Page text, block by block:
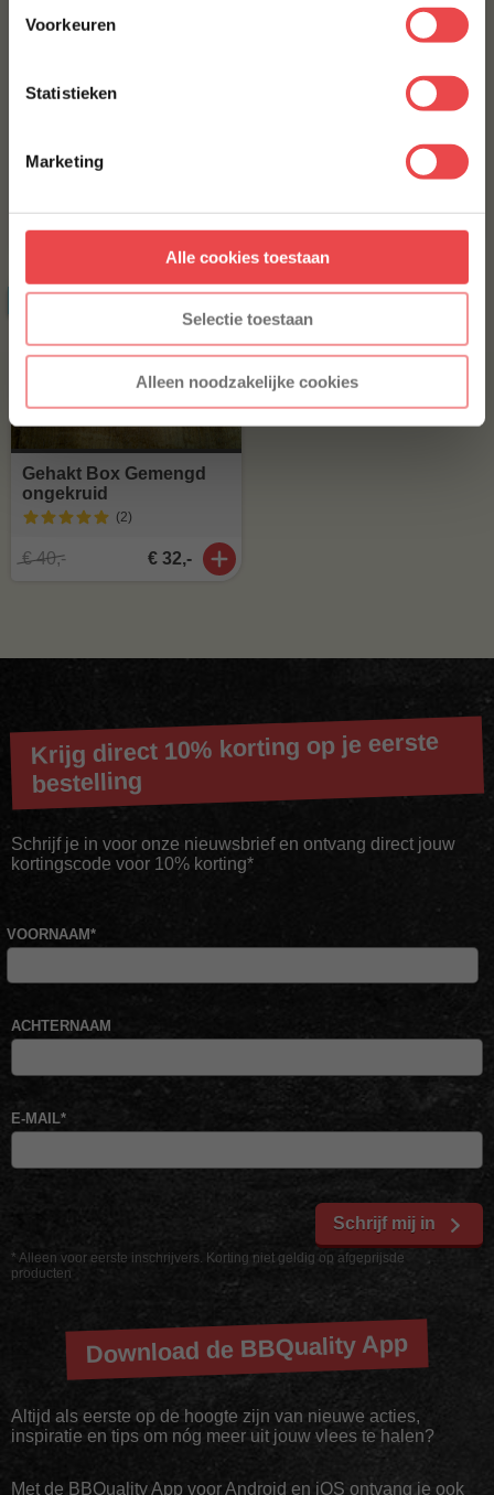
Voorkeuren
Statistieken
Marketing
Alle cookies toestaan
Selectie toestaan
Alleen noodzakelijke cookies
€ 5,63 € 3,50
ACTIE
Gehakt Box Gemengd
ongekruid
(2)
€ 40,- € 32,-
* Alleen voor nieuwe inschrijvers, korting niet geldig op reeds
afgeprijsde producten.
Krijg direct 10% korting op je eerste
bestelling
Schrijf je in voor onze nieuwsbrief en ontvang direct jouw
kortingscode voor 10% korting*
* Alleen voor eerste inschrijvers. Korting niet geldig op afgeprijsde
producten
VOORNAAM*
ACHTERNAAM
E-MAIL*
Schrijf mij in
Download de BBQuality App
Altijd als eerste op de hoogte zijn van nieuwe acties,
inspiratie en tips om nóg meer uit jouw vlees te halen?
Met de BBQuality App voor Android en iOS ontvang je ook